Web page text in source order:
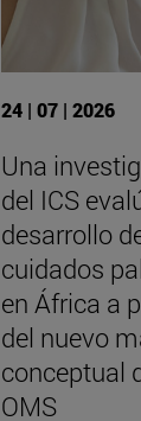
24 | 07 | 2026
Una
del ICS
desarrollo
cuidados
en África a
del nuevo
conceptual
OMS